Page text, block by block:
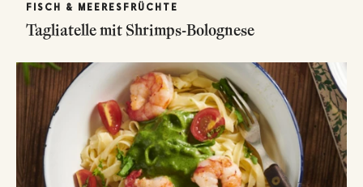
FISCH & MEERESFRÜCHTE
Tagliatelle mit Shrimps-Bolognese